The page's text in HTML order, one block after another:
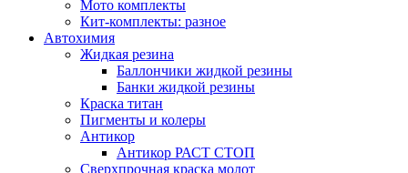
Мото комплекты
Кит-комплекты: разное
Автохимия
Жидкая резина
Баллончики жидкой резины
Банки жидкой резины
Краска титан
Пигменты и колеры
Антикор
Антикор РАСТ СТОП
Сверхпрочная краска молот